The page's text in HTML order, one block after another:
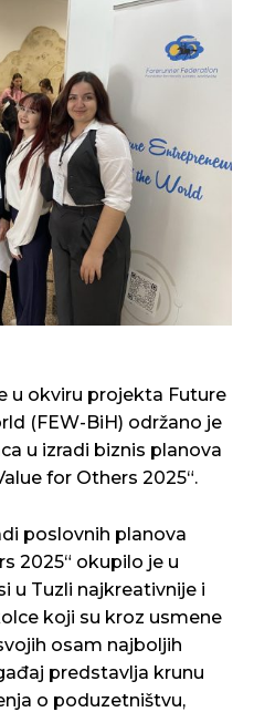
u okviru projekta Future
(FEW-BiH) održano je
u izradi biznis planova
for Others 2025“.
poslovnih planova
2025“ okupilo je u
u Tuzli najkreativnije i
koji su kroz usmene
osam najboljih
predstavlja krunu
o poduzetništvu,